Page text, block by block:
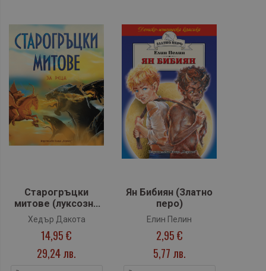
Старогръцки
митове (луксозно
издание)
Хедър Дакота
14,95 €
29,24 лв.
Ян Бибиян (Златно
перо)
Елин Пелин
2,95 €
5,77 лв.